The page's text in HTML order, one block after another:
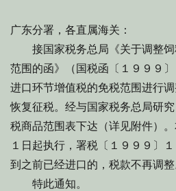
广东分署，各直属海关：
接国家税务总局《关于调整饲
范围的函》（国税函〔１９９９
进口环节增值税的免税范围进行
恢复征税。经与国家税务总局研
税商品范围表下达（详见附件）
１日起执行，署税〔１９９９〕
到之前已经进口的，税款不再调整
特此通知。